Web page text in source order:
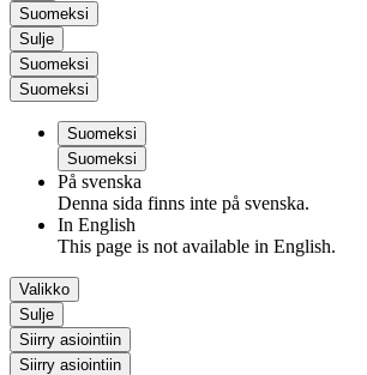
Suomeksi
Sulje
Suomeksi
Suomeksi
Suomeksi
Suomeksi
På svenska
Denna sida finns inte på svenska.
In English
This page is not available in English.
Valikko
Sulje
Siirry asiointiin
Siirry asiointiin